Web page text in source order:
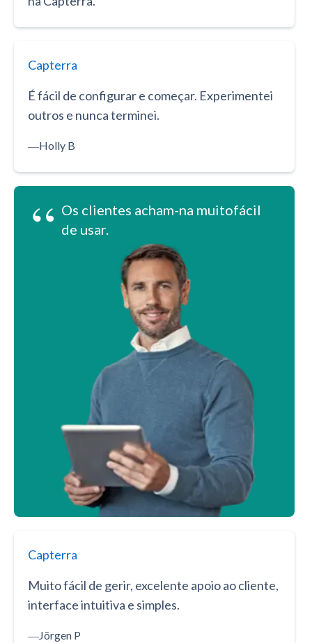
Capterra
É fácil de configurar e começar. Experimentei
outros e nunca terminei.
―Holly B
“ Os clientes acham-na muitofácil
de usar.
Capterra
Muito fácil de gerir, excelente apoio ao cliente,
interface intuitiva e simples.
―Jörgen P